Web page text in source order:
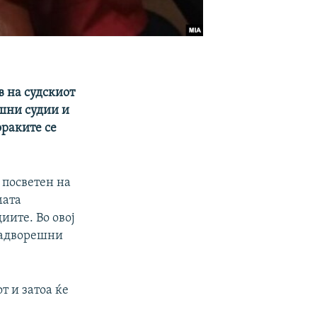
на судскиот
судии и
се
на
Во овој
и затоа ќе